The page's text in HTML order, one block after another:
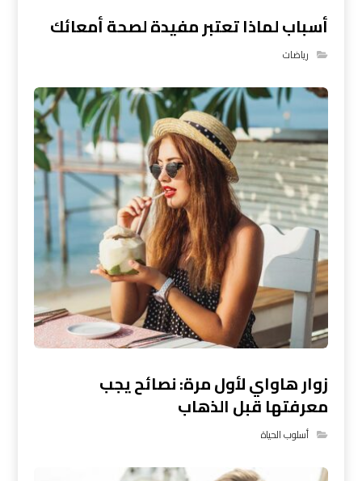
أسباب لماذا تعتبر مفيدة لصحة أمعائك
رياضات
زوار هاواي لأول مرة: نصائح يجب
معرفتها قبل الذهاب
أسلوب الحياة